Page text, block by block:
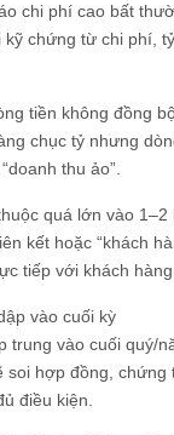
chi phí cao bất
kỹ chứng từ chi phí,
tiền không đồng
chục tỷ nhưng
thu ảo”.
quá lớn vào 1–2
kết hoặc “khách
tiếp với khách hàng.
vào cuối kỳ
trung vào cuối quý/
soi hợp đồng, chứng
điều kiện.